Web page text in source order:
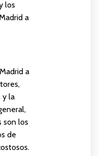
los
a
a
y la
son los
de